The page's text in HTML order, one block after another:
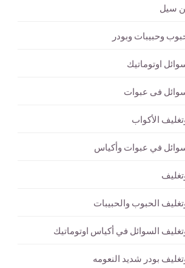
سيل
وحبيبات وبودر
اوتوماتيك
سوائل فى عبوات
الأكواب
سوائل في عبوات وأكياس
الحبوب والحبيبات
السوائل في أكياس اوتوماتيك
بودر شديد النعومه